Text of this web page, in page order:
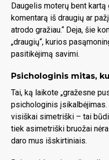
Daugelis moterų bent
komentarą iš draugių ar
atrodo gražiau.“ Deja, šie
„draugių“, kurios
pasitikėjimą savimi.
Psichologinis mitas,
Tai, ką laikote „gražesne
psichologinis
visiškai simetriški – tai
tiek asimetriški bruožai
daro mus išskirtiniais.